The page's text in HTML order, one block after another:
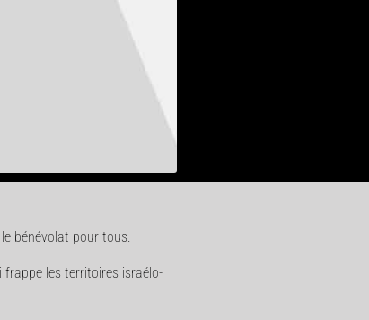
bénévolat pour tous.
frappe les territoires israélo-